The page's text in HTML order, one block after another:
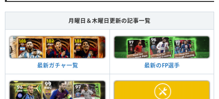
月曜日＆木曜日更新の記事一覧
最新ガチャ一覧 最新のFP選手